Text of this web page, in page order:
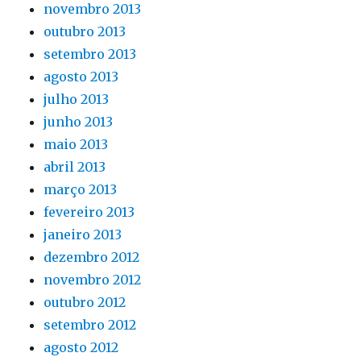
novembro 2013
outubro 2013
setembro 2013
agosto 2013
julho 2013
junho 2013
maio 2013
abril 2013
março 2013
fevereiro 2013
janeiro 2013
dezembro 2012
novembro 2012
outubro 2012
setembro 2012
agosto 2012